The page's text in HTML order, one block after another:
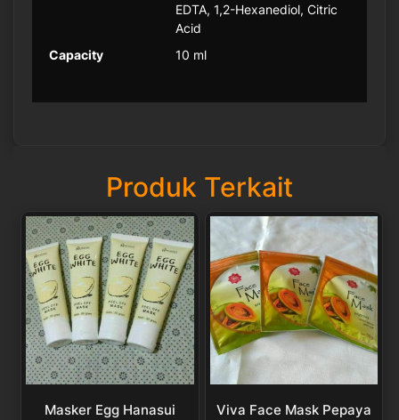
EDTA, 1,2-Hexanediol, Citric
Acid
Capacity
10 ml
Produk Terkait
Masker Egg Hanasui Viva Face Mask Pepaya